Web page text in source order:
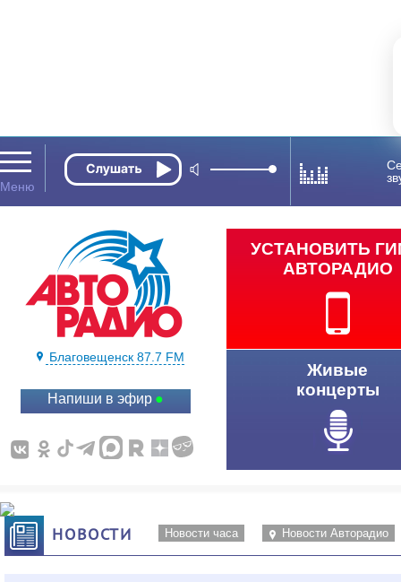
Благовещенск 87.7 FM
Напиши в эфир
УСТАНОВИТЬ
АВТОРАДИО
Живые
концерты
НОВОСТИ Новости часа Новости Авторадио